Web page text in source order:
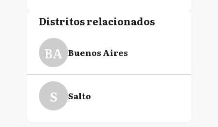
Distritos relacionados
BA Buenos Aires
S Salto